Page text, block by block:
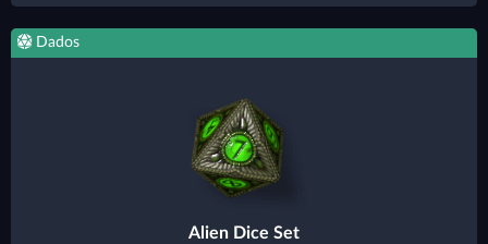
Dados
Alien Dice Set